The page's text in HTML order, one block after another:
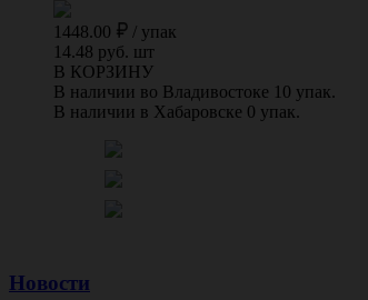
1448.00 / упак
14.48 руб. шт
В КОРЗИНУ
В наличии во Владивостоке 10 упак.
В наличии в Хабаровске 0 упак.
Новости